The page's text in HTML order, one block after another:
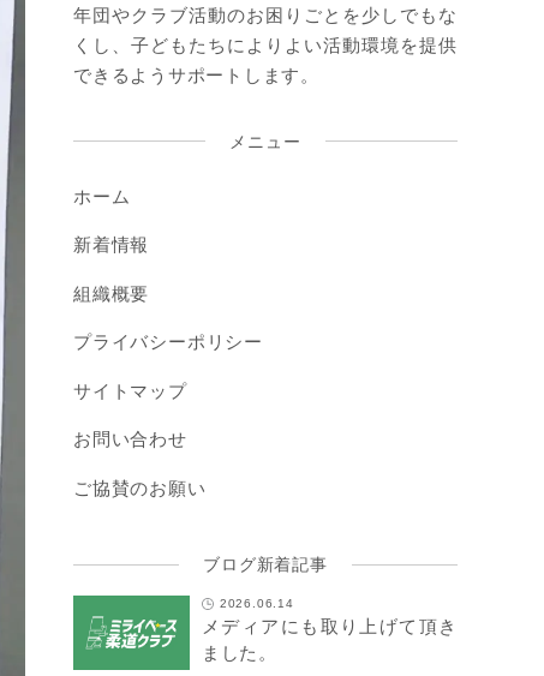
年団やクラブ活動のお困りごとを少しでもな
くし、子どもたちによりよい活動環境を提供
できるようサポートします。
メニュー
ホーム
新着情報
組織概要
プライバシーポリシー
サイトマップ
お問い合わせ
ご協賛のお願い
ブログ新着記事
2026.06.14
メディアにも取り上げて頂き
ました。